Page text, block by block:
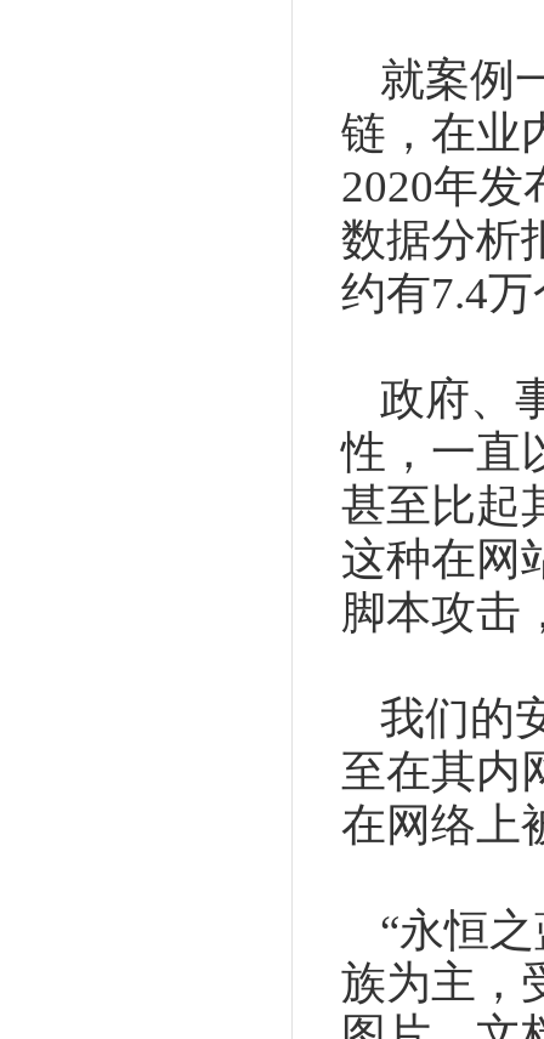
就案例
链，在业
2020年发
数据分析
约有7.4
政府、
性，一直
甚至比起
这种在网
脚本攻击
我们的
至在其内
在网络上
“永恒
族为主，